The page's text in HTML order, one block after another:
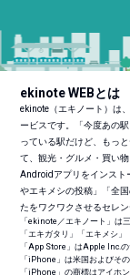
ekinote WEBとは
ekinote（エキノート）は
ービスです。「今度あの
っている駅だけど、もっ
て、観光・グルメ・買い
Androidアプリをインスト
やエキメシの投稿」「全
たをワクワクさせるセレ
「ekinote／エキノート」は
「エキガタリ」「エキメシ
「App Store」はApple Inc.
「iPhone」は米国およびそ
「iPhone」の商標はアイホ